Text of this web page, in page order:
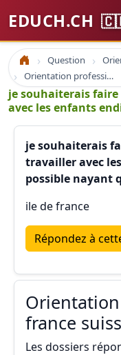
EDUCH.CH
Accueil Question
Orientation professionnelle et professionnel
je souhaiterais
avec les enfants
je souhaiterais
travailler avec
possible nayant
ile de france
Répondez à
france
Les dossiers